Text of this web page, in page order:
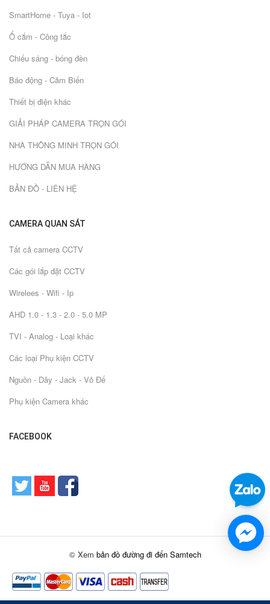
SmartHome - Tuya - Iot
Ổ cắm - Công tắc
Chiếu sáng - bóng đèn
Báo động - Cảm Biến
Thiết bị điện khác
GIẢI PHÁP CAMERA TRỌN GÓI
NHÀ THÔNG MINH TRỌN GÓI
HƯỚNG DẪN MUA HÀNG
BẢN ĐỒ - LIÊN HỆ
CAMERA QUAN SÁT
Tất cả camera CCTV
Các gói lắp đặt CCTV
Wirelees - Wifi - Ip
AHD 1.0 - 1.3 - 2.0 - 5.0 MP
TVI - Analog - Loại khác
Các loại Phụ kiện CCTV
Nguồn - Dây - Jack - Vỏ Đế
Phụ kiện Camera khác
FACEBOOK
© Xem bản đồ đường đi đến Samtech